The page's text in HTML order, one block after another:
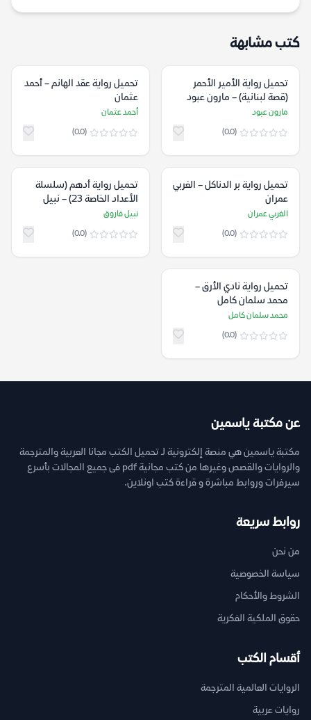
كتب مشابهة
تحميل رواية الأمير الأحمر
(قصة لبنانية) – مارون عبود
مارون عبود
(0.0)
تحميل رواية عقد الهانم – أحمد
عثمان
أحمد عثمان
(0.0)
تحميل رواية بر الدناكل – الغربي
عمران
الغربي عمران
(0.0)
تحميل رواية أدهم (سلسلة
الأعداد الخاصة 23) – نبيل
فاروق
نبيل فاروق
(0.0)
تحميل رواية نادي الأرق –
محمد سلمان كامل
محمد سلمان كامل
(0.0)
عن مكتبة ياسمين
مكتبة ياسمين هي منصة إلكترونية لـ تحميل الكتب مجانا العربية والمترجمة
والروايات والقصص وغيرها من كتب مجانية pdf فى جميع المجالات بأسرع
سيرفرات وروابط مباشرة و قراءة كتب اونلاين.
روابط سريعة
من نحن
سياسة الخصوصية
الشروط والأحكام
حقوق الملكية الفكرية
أقسام الكتب
الروايات العالمية المترجمة
روايات عربية